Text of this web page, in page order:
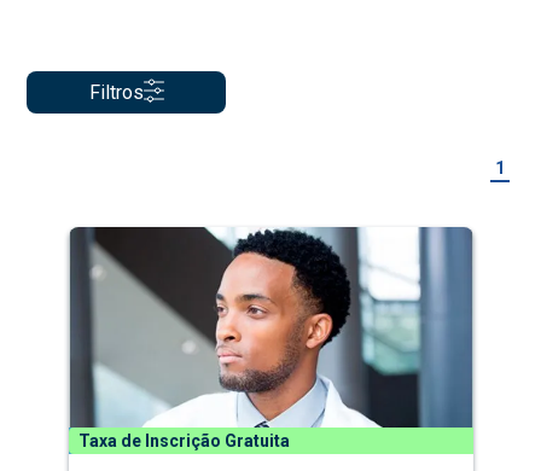
Filtros
1
Taxa de Inscrição Gratuita